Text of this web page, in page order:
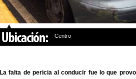
Centro
La falta de pericia al conducir fue lo que